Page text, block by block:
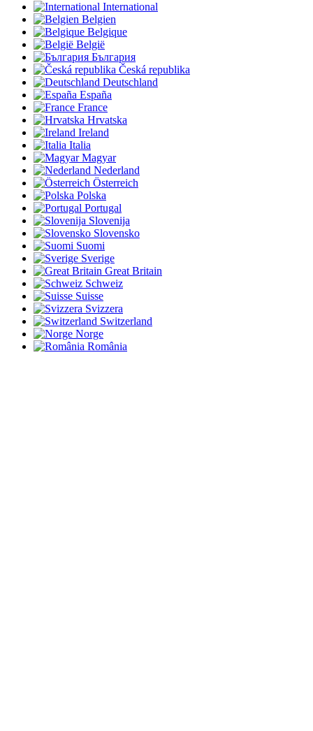
International
Belgien
Belgique
België
България
Česká republika
Deutschland
España
France
Hrvatska
Ireland
Italia
Magyar
Nederland
Österreich
Polska
Portugal
Slovenija
Slovensko
Suomi
Sverige
Great Britain
Schweiz
Suisse
Svizzera
Switzerland
Norge
România